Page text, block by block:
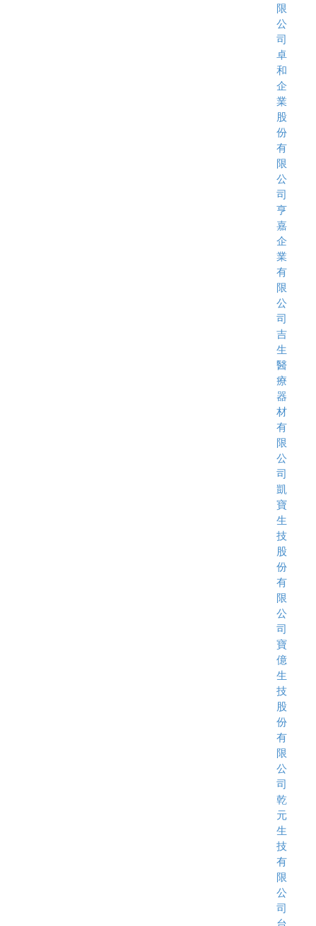
限
公
司
卓
和
企
業
股
份
有
限
公
司
亨
嘉
企
業
有
限
公
司
吉
生
醫
療
器
材
有
限
公
司
凱
寶
生
技
股
份
有
限
公
司
寶
億
生
技
股
份
有
限
公
司
乾
元
生
技
有
限
公
司